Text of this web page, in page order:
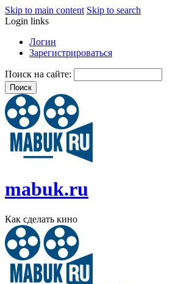
Skip to main content Skip to search
Login links
Логин
Зарегистрироваться
Поиск на сайте:
mabuk.ru
Как сделать кино